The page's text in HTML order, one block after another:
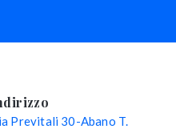
Previtali 30-Abano T.